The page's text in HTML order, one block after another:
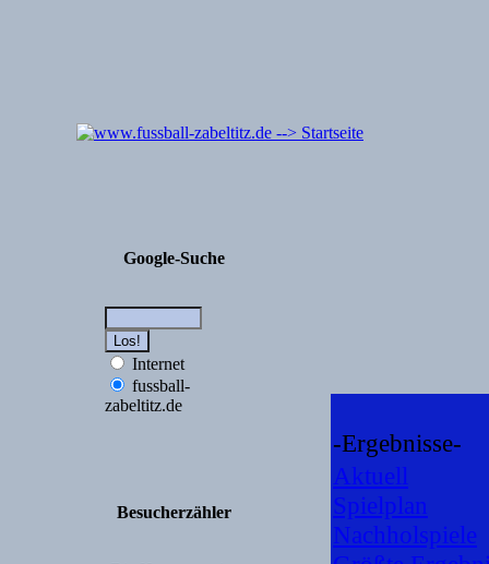
Google-Suche
Internet
fussball-
zabeltitz.de
Besucherzähler
-Ergebnisse-
Aktuell
Spielplan
Nachholspiele